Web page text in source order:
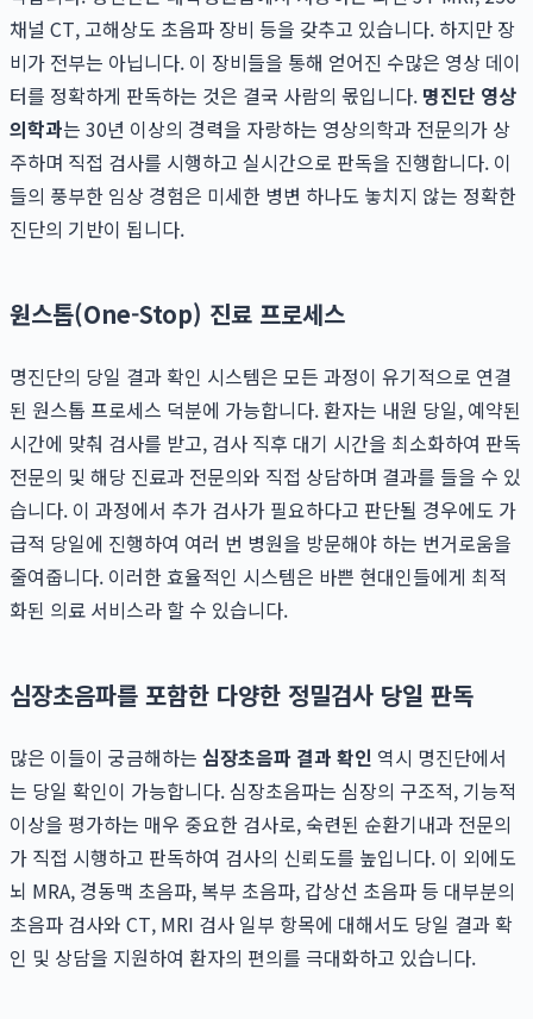
채널 CT, 고해상도 초음파 장비 등을 갖추고 있습니다. 하지만 장
비가 전부는 아닙니다. 이 장비들을 통해 얻어진 수많은 영상 데이
터를 정확하게 판독하는 것은 결국 사람의 몫입니다. 명진단 영상
의학과는 30년 이상의 경력을 자랑하는 영상의학과 전문의가 상
주하며 직접 검사를 시행하고 실시간으로 판독을 진행합니다. 이
들의 풍부한 임상 경험은 미세한 병변 하나도 놓치지 않는 정확한
진단의 기반이 됩니다.
원스톱(One-Stop) 진료 프로세스
명진단의 당일 결과 확인 시스템은 모든 과정이 유기적으로 연결
된 원스톱 프로세스 덕분에 가능합니다. 환자는 내원 당일, 예약된
시간에 맞춰 검사를 받고, 검사 직후 대기 시간을 최소화하여 판독
전문의 및 해당 진료과 전문의와 직접 상담하며 결과를 들을 수 있
습니다. 이 과정에서 추가 검사가 필요하다고 판단될 경우에도 가
급적 당일에 진행하여 여러 번 병원을 방문해야 하는 번거로움을
줄여줍니다. 이러한 효율적인 시스템은 바쁜 현대인들에게 최적
화된 의료 서비스라 할 수 있습니다.
심장초음파를 포함한 다양한 정밀검사 당일 판독
많은 이들이 궁금해하는 심장초음파 결과 확인 역시 명진단에서
는 당일 확인이 가능합니다. 심장초음파는 심장의 구조적, 기능적
이상을 평가하는 매우 중요한 검사로, 숙련된 순환기내과 전문의
가 직접 시행하고 판독하여 검사의 신뢰도를 높입니다. 이 외에도
뇌 MRA, 경동맥 초음파, 복부 초음파, 갑상선 초음파 등 대부분의
초음파 검사와 CT, MRI 검사 일부 항목에 대해서도 당일 결과 확
인 및 상담을 지원하여 환자의 편의를 극대화하고 있습니다.